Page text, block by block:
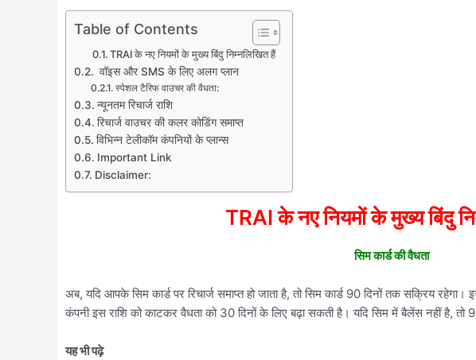
Table of Contents
TRAI के नए नियमों के मुख्य बिंदु निम्नलिखित हैं
वॉइस और SMS के लिए अलग प्लान
स्पेशल टैरिफ वाउचर की वैधता:
न्यूनतम रिचार्ज राशि
रिचार्ज वाउचर की कलर कोडिंग समाप्त
विभिन्न टेलीकॉम कंपनियों के प्लान्स
Important Link
Disclaimer:
TRAI के नए नियमों के मुख्य बिंदु
सिम कार्ड की वैधता
अब, यदि आपके सिम कार्ड पर रिचार्ज समाप्त हो जाता है, तो सिम कार्ड 90 दिनों तक सक्रिय
कंपनी इस राशि को काटकर वैधता को 30 दिनों के लिए बढ़ा सकती है। यदि सिम में बैलेंस नहीं है, तो
यह भी पढ़े